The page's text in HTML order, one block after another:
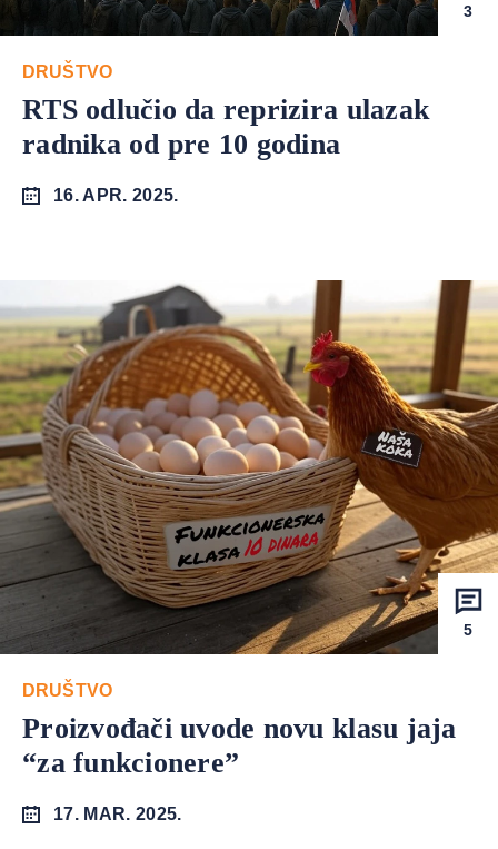
3
DRUŠTVO
RTS odlučio da reprizira ulazak
radnika od pre 10 godina
16. APR. 2025.
5
DRUŠTVO
Proizvođači uvode novu klasu jaja
“za funkcionere”
17. MAR. 2025.